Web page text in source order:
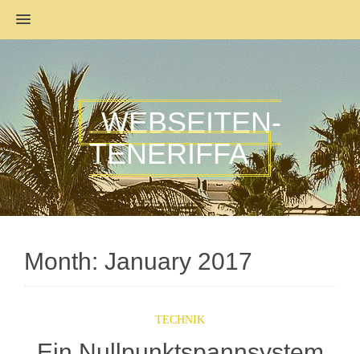
MENU
WEBSEITEN-
TENERIFFA
Month: January 2017
TECHNIK